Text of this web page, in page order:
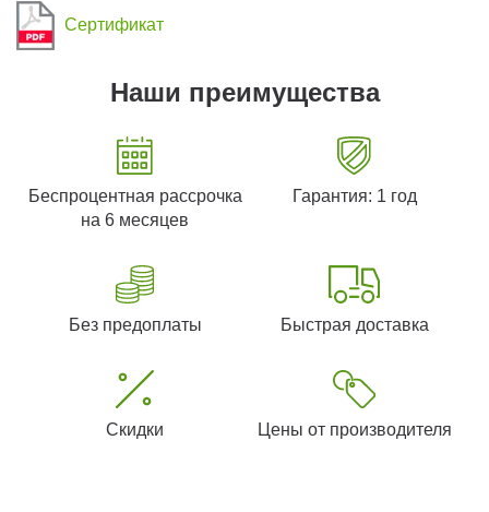
Сертификат
Наши преимущества
Беспроцентная рассрочка
на 6 месяцев
Гарантия: 1 год
Без предоплаты Быстрая доставка
Скидки Цены от производителя